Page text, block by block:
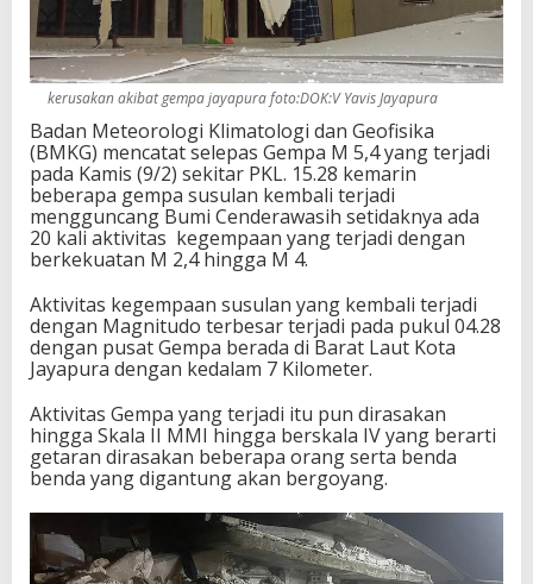
kerusakan akibat gempa jayapura foto:DOK:V Yavis Jayapura
Badan Meteorologi Klimatologi dan Geofisika
(BMKG) mencatat selepas Gempa M 5,4 yang terjadi
pada Kamis (9/2) sekitar PKL. 15.28 kemarin
beberapa gempa susulan kembali terjadi
mengguncang Bumi Cenderawasih setidaknya ada
20 kali aktivitas kegempaan yang terjadi dengan
berkekuatan M 2,4 hingga M 4.
Aktivitas kegempaan susulan yang kembali terjadi
dengan Magnitudo terbesar terjadi pada pukul 04.28
dengan pusat Gempa berada di Barat Laut Kota
Jayapura dengan kedalam 7 Kilometer.
Aktivitas Gempa yang terjadi itu pun dirasakan
hingga Skala II MMI hingga berskala IV yang berarti
getaran dirasakan beberapa orang serta benda
benda yang digantung akan bergoyang.